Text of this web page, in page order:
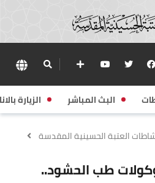
البث المباشر الزيارة
العتبة الحسينية المقدسة
طب الحشود..